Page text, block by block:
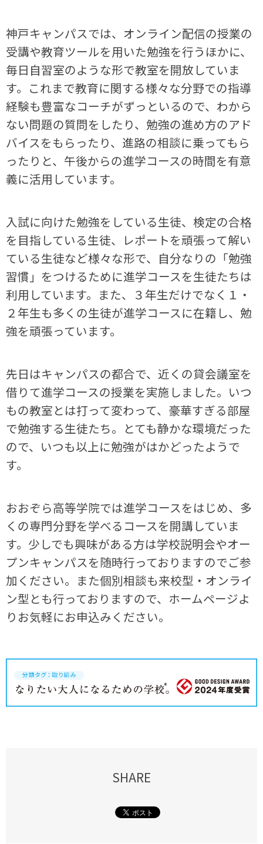
神戸キャンパスでは、オンライン配信の授業の
受講や教育ツールを用いた勉強を行うほかに、
毎日自習室のような形で教室を開放していま
す。これまで教育に関する様々な分野での指導
経験も豊富なコーチがずっといるので、わから
ない問題の質問をしたり、勉強の進め方のアド
バイスをもらったり、進路の相談に乗ってもら
ったりと、午後からの進学コースの時間を有意
義に活用しています。
入試に向けた勉強をしている生徒、検定の合格
を目指している生徒、レポートを頑張って解い
ている生徒など様々な形で、自分なりの「勉強
習慣」をつけるために進学コースを生徒たちは
利用しています。また、３年生だけでなく１・
２年生も多くの生徒が進学コースに在籍し、勉
強を頑張っています。
先日はキャンパスの都合で、近くの貸会議室を
借りて進学コースの授業を実施しました。いつ
もの教室とは打って変わって、豪華すぎる部屋
で勉強する生徒たち。とても静かな環境だった
ので、いつも以上に勉強がはかどったようで
す。
おおぞら高等学院では進学コースをはじめ、多
くの専門分野を学べるコースを開講していま
す。少しでも興味がある方は学校説明会やオー
プンキャンパスを随時行っておりますのでご参
加ください。また個別相談も来校型・オンライ
ン型とも行っておりますので、ホームページよ
りお気軽にお申込みください。
SHARE